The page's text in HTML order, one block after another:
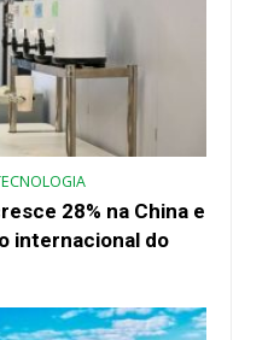
28% na China e
internacional do